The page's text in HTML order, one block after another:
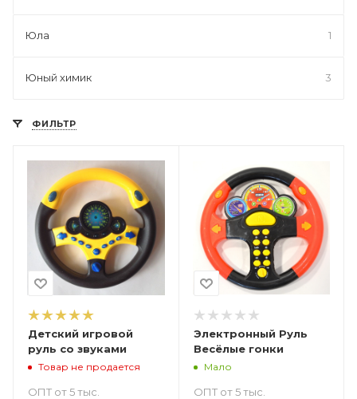
Юла 1
Юный химик 3
ФИЛЬТР
Детский игровой
руль со звуками
Товар не продается
ОПТ от 5 тыс.
Электронный Руль
Весёлые гонки
Мало
ОПТ от 5 тыс.